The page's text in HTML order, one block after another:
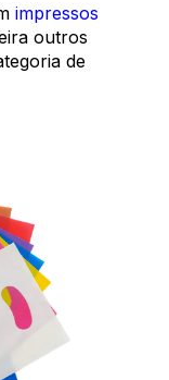
impressos
outros
de